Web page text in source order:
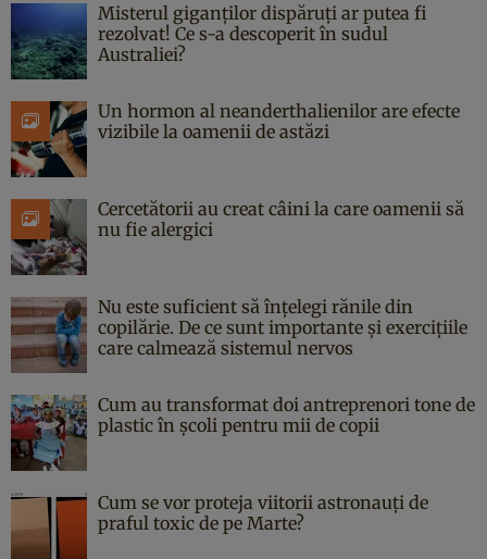
Misterul giganților dispăruți ar putea fi
rezolvat! Ce s-a descoperit în sudul
Australiei?
Un hormon al neanderthalienilor are efecte
vizibile la oamenii de astăzi
Cercetătorii au creat câini la care oamenii să
nu fie alergici
Nu este suficient să înțelegi rănile din
copilărie. De ce sunt importante și exercițiile
care calmează sistemul nervos
Cum au transformat doi antreprenori tone de
plastic în școli pentru mii de copii
Cum se vor proteja viitorii astronauți de
praful toxic de pe Marte?